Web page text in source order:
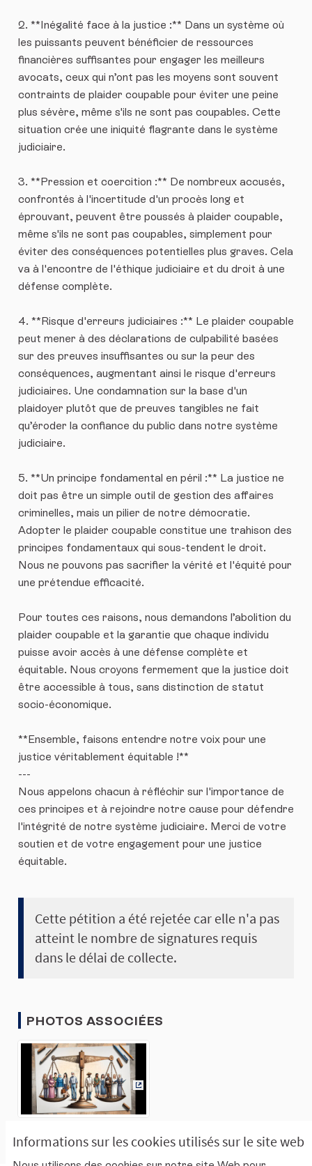
Informations sur les cookies utilisés sur le site web
2. **Inégalité face à la justice :** Dans un système où
les puissants peuvent bénéficier de ressources
financières suffisantes pour engager les meilleurs
avocats, ceux qui n’ont pas les moyens sont souvent
contraints de plaider coupable pour éviter une peine
plus sévère, même s'ils ne sont pas coupables. Cette
situation crée une iniquité flagrante dans le système
judiciaire.
3. **Pression et coercition :** De nombreux accusés,
confrontés à l'incertitude d'un procès long et
éprouvant, peuvent être poussés à plaider coupable,
même s'ils ne sont pas coupables, simplement pour
éviter des conséquences potentielles plus graves. Cela
va à l'encontre de l'éthique judiciaire et du droit à une
défense complète.
4. **Risque d'erreurs judiciaires :** Le plaider coupable
peut mener à des déclarations de culpabilité basées
sur des preuves insuffisantes ou sur la peur des
conséquences, augmentant ainsi le risque d'erreurs
judiciaires. Une condamnation sur la base d'un
plaidoyer plutôt que de preuves tangibles ne fait
qu’éroder la confiance du public dans notre système
judiciaire.
5. **Un principe fondamental en péril :** La justice ne
doit pas être un simple outil de gestion des affaires
criminelles, mais un pilier de notre démocratie.
Adopter le plaider coupable constitue une trahison des
principes fondamentaux qui sous-tendent le droit.
Nous ne pouvons pas sacrifier la vérité et l'équité pour
une prétendue efficacité.
Pour toutes ces raisons, nous demandons l’abolition du
plaider coupable et la garantie que chaque individu
puisse avoir accès à une défense complète et
équitable. Nous croyons fermement que la justice doit
être accessible à tous, sans distinction de statut
socio-économique.
**Ensemble, faisons entendre notre voix pour une
justice véritablement équitable !**
---
Nous appelons chacun à réfléchir sur l'importance de
ces principes et à rejoindre notre cause pour défendre
l'intégrité de notre système judiciaire. Merci de votre
soutien et de votre engagement pour une justice
équitable.
Cette pétition a été rejetée car elle n'a pas
atteint le nombre de signatures requis
dans le délai de collecte.
PHOTOS ASSOCIÉES